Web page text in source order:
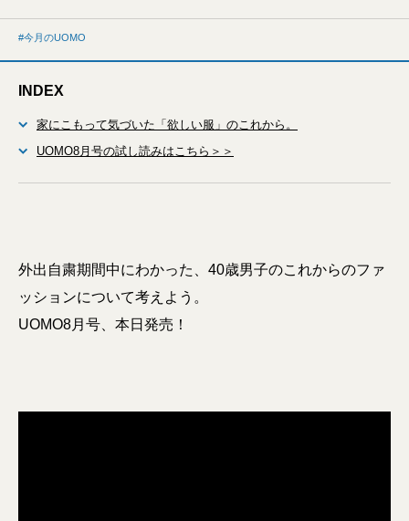
今月のUOMO
INDEX
家にこもって気づいた「欲しい服」のこれから。
UOMO8月号の試し読みはこちら＞＞
外出自粛期間中にわかった、40歳男子のこれからのファ
ッションについて考えよう。
UOMO8月号、本日発売！